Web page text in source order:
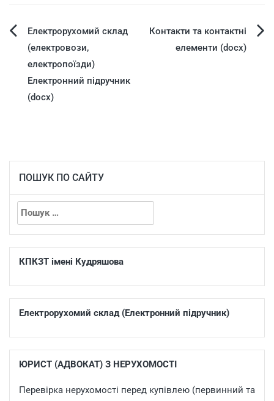
Електрорухомий склад
(електровози,
електропоїзди)
Електронний підручник
(docx)
Контакти та контактні
елементи (docx)
ПОШУК ПО САЙТУ
КПКЗТ імені Кудряшова
Електрорухомий склад (Електронний підручник)
ЮРИСТ (АДВОКАТ) З НЕРУХОМОСТІ
Перевірка нерухомості перед купівлею (первинний та